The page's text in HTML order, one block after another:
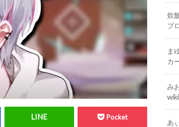
Pocket
炊
プ
ま
カ
み
あ